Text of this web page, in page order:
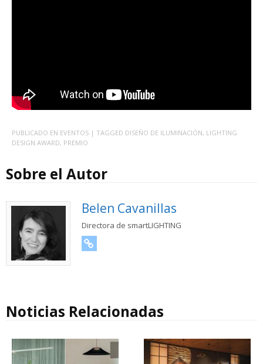
PUBLICADO EN EVENTOS | TAGGED DISEÑO DE ILUMINACIÓN, LIGHTING
DESIGN AWARD, PREMIO
Sobre el Autor
Belen Cavanillas
Directora de smartLIGHTING
Noticias Relacionadas